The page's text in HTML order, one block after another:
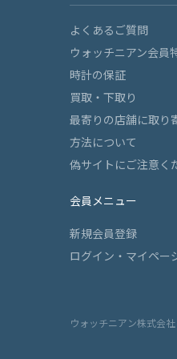
よくあるご質問
ウォッチニアン会員
時計の保証
買取・下取り
最寄りの店舗に取り
方法について
偽サイトにご注意く
会員メニュー
新規会員登録
ログイン・マイペー
ウォッチニアン株式会